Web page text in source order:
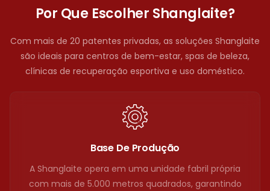
Comprim
Entos De
Onda,
Tela
Ao Toque
DIY
T6000pr
O
Alta
Potência
De Chip
Duplo
T300B
Para Uso
Em Todo
O Corpo
– T2000A
Por Que Escolher Shanglaite?
Com mais de 20 patentes privadas, as soluções Shanglaite
são ideais para centros de bem-estar, spas de beleza,
clínicas de recuperação esportiva e uso doméstico.
Base De Produção
A Shanglaite opera em uma unidade fabril própria
com mais de 5.000 metros quadrados, garantindo